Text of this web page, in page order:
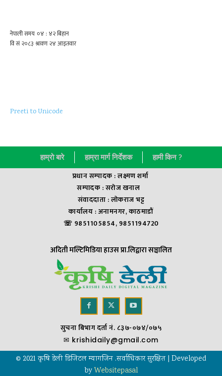
Preeti to Unicode
हाम्राे बारे हाम्रा मार्ग निर्देशक हामी किन ?
प्रधान सम्पादक : लक्ष्मण शर्मा
सम्पादक : सराेज खनाल
संवाददाता : लाेकराज भट्ट
कार्यालय : अनामनगर, काठमाडौं
☏ 9851105854, 9851194720
अदिती मल्टिमिडिया हाउस प्रा.लिद्वारा सञ्चालित
सुचना बिभाग दर्ता नं. ८३७-०७४/०७५
✉ krishidaily@gmail.com
© 2021 कृषि डेली डिजिटल म्यागजिन .सर्वाधिकार सुरक्षित | Developed
byWebsitepasal